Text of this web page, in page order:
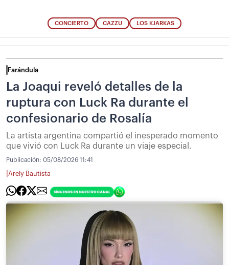
CONCIERTO CAZZU LOS KJARKAS
Farándula
La Joaqui reveló detalles de la
ruptura con Luck Ra durante el
confesionario de Rosalía
La artista argentina compartió el inesperado momento
que vivió con Luck Ra durante un viaje especial.
Publicación: 05/08/2026 11:41
Arely Bautista